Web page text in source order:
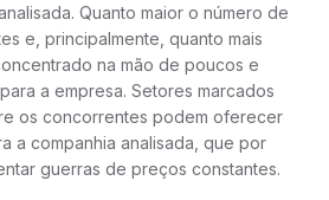
Quanto maior o número de
e, principalmente, quanto mais
na mão de poucos e
a empresa. Setores marcados
os concorrentes podem oferecer
a companhia analisada, que por
guerras de preços constantes.